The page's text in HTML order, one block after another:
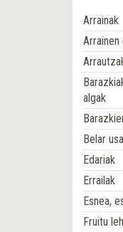
Arrainak
Arrainen
algak
Belar
Edariak
Errailak
Esnea,
Fruitu